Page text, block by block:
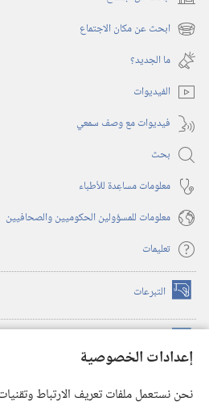
إعدادات الخصوصية
نحن نستعمل ملفات تعريف الارتباط
(يفتح
نافذة
جديدة)
ابحث عن مكان الاجتماع (يفتح
نافذة
جديدة)
ما الجديد؟‏
الفيديوات
فيديوات مع وصف سمعي
بحث
معلومات مساعِدة للأطباء
معلومات للمسؤولين الحكوميين والصحافيين
تعليمات
التبرعات (يفتح
نافذة
(يفتح
نافذة
(يفتح
نافذة